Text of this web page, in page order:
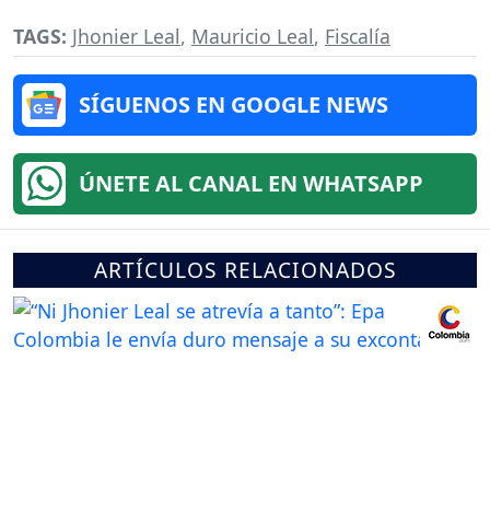
TAGS: Jhonier Leal, Mauricio Leal, Fiscalía
SÍGUENOS EN GOOGLE NEWS
ÚNETE AL CANAL EN WHATSAPP
ARTÍCULOS RELACIONADOS